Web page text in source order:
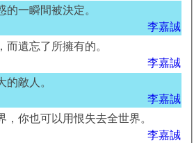
的一瞬間被決定。
李嘉誠
而遺忘了所擁有的。
李嘉誠
的敵人。
李嘉誠
你也可以用恨失去全世界。
李嘉誠